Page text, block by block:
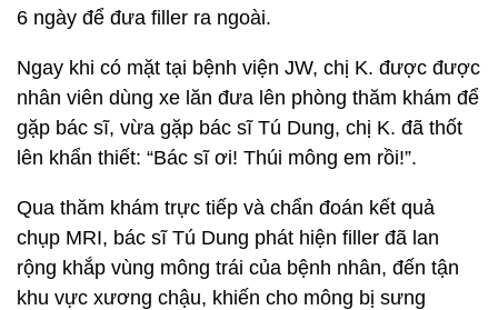
6 ngày để đưa filler ra ngoài.
Ngay khi có mặt tại bệnh viện JW, chị K. được được
nhân viên dùng xe lăn đưa lên phòng thăm khám để
gặp bác sĩ, vừa gặp bác sĩ Tú Dung, chị K. đã thốt
lên khẩn thiết: “Bác sĩ ơi! Thúi mông em rồi!”.
Qua thăm khám trực tiếp và chẩn đoán kết quả
chụp MRI, bác sĩ Tú Dung phát hiện filler đã lan
rộng khắp vùng mông trái của bệnh nhân, đến tận
khu vực xương chậu, khiến cho mông bị sưng